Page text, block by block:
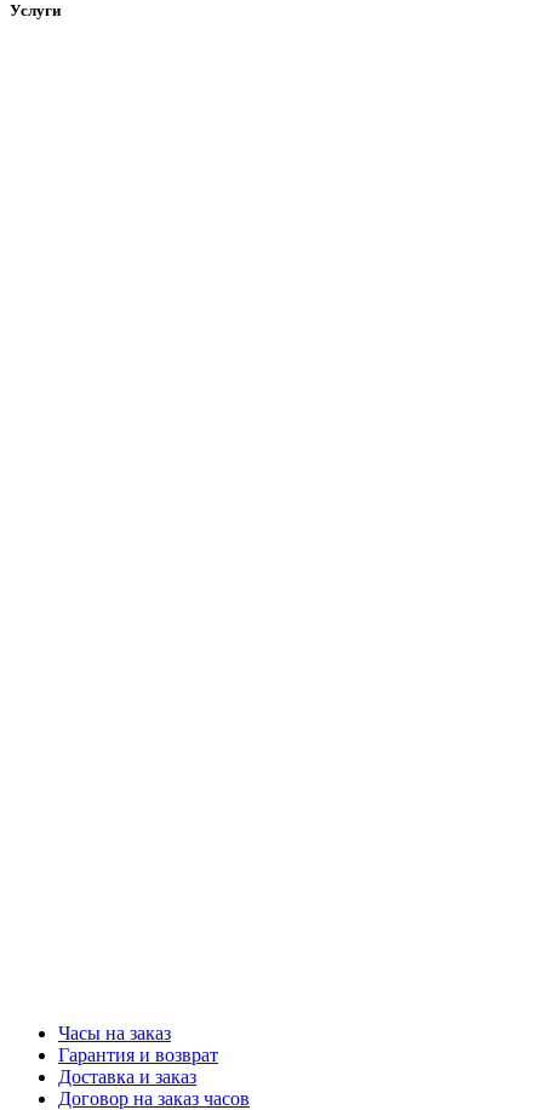
Услуги
Часы на заказ
Гарантия и возврат
Доставка и заказ
Договор на заказ часов